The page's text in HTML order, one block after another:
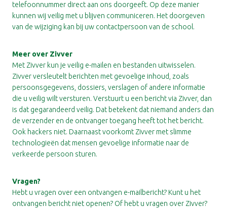
telefoonnummer direct aan ons doorgeeft. Op deze manier
kunnen wij veilig met u blijven communiceren. Het doorgeven
van de wijziging kan bij uw contactpersoon van de school.
Meer over Zivver
Met Zivver kun je veilig e-mailen en bestanden uitwisselen.
Zivver versleutelt berichten met gevoelige inhoud, zoals
persoonsgegevens, dossiers, verslagen of andere informatie
die u veilig wilt versturen. Verstuurt u een bericht via Zivver, dan
is dat gegarandeerd veilig. Dat betekent dat niemand anders dan
de verzender en de ontvanger toegang heeft tot het bericht.
Ook hackers niet. Daarnaast voorkomt Zivver met slimme
technologieën dat mensen gevoelige informatie naar de
verkeerde persoon sturen.
Vragen?
Hebt u vragen over een ontvangen e-mailbericht? Kunt u het
ontvangen bericht niet openen? Of hebt u vragen over Zivver?